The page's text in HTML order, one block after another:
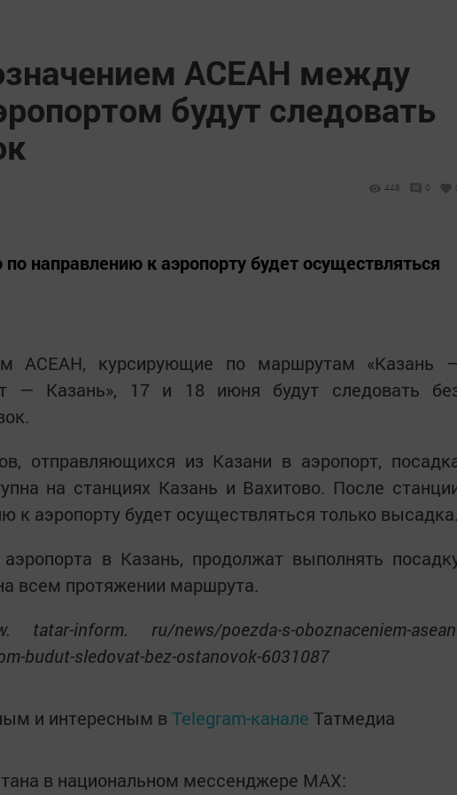
АСЕАН между
будут следовать
448 0
направлению к аэропорту будет осуществляться
АСЕАН, курсирующие по маршрутам «Казань
— Казань», 17 и 18 июня будут следовать
отправляющихся из Казани в аэропорт,
на станциях Казань и Вахитово. После
к аэропорту будет осуществляться только высадка.
в Казань, продолжат выполнять
всем протяжении маршрута.
tatar-inform. ru/news/poezda-s-oboznaceniem-
budut-sledovat-bez-ostanovok-6031087
и интересным в Telegram-канале Татмедиа
в национальном мессенджере MАХ: